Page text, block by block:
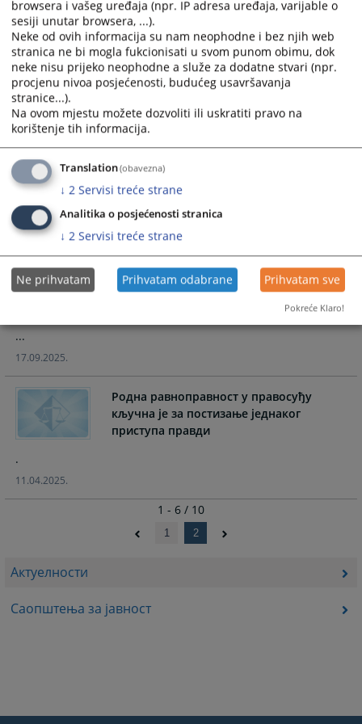
Актуелности
Саопштења за јавност
Тужилаштво Брчко дистрикта БиХ усвојило је Правила
приватности приликом обраде личних података, сходно
одредбама новог Закона о заштит личних података.
19.02.2026.
Анкета на тему родне равноправности у
Тужилаштву Брчко дистрикта БиХ
.
11.12.2025.
Тужилаштво Брчко дистрикта БиХ
учествовало на Регионалној
конференција тужилаца на тему
сурадње у процесуирању ратних
...
17.09.2025.
Родна равноправност у правосуђу
кључна је за постизање једнаког
приступа правди
.
11.04.2025.
1 - 6 / 10
1 2
browsera i vašeg uređaja (npr. IP adresa uređaja, varijable o
sesiji unutar browsera, ...).
Neke od ovih informacija su nam neophodne i bez njih web
stranica ne bi mogla fukcionisati u svom punom obimu, dok
neke nisu prijeko neophodne a služe za dodatne stvari (npr.
procjenu nivoa posjećenosti, budućeg usavršavanja
stranice...).
Na ovom mjestu možete dozvoliti ili uskratiti pravo na
korištenje tih informacija.
Translation(obavezna)
↓ 2 Servisi treće strane
Analitika o posjećenosti stranica
↓ 2 Servisi treće strane
Ne prihvatam Prihvatam odabrane Prihvatam sve
Pokreće Klaro!